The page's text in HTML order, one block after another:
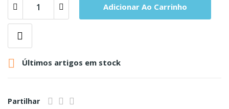
Adicionar Ao Carrinho
 Últimos artigos em stock
Partilhar